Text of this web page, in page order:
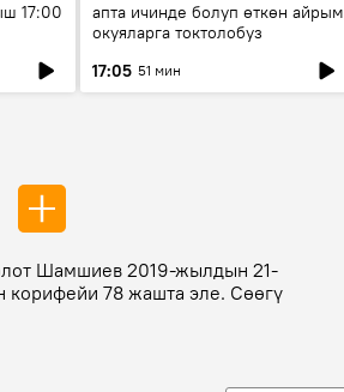
17:00
апта ичинде болуп өткөн айрым
окуяларга токтолобуз
17:05 51 мин
Шамшиев 2019-жылдын 21-
корифейи 78 жашта эле. Сөөгү